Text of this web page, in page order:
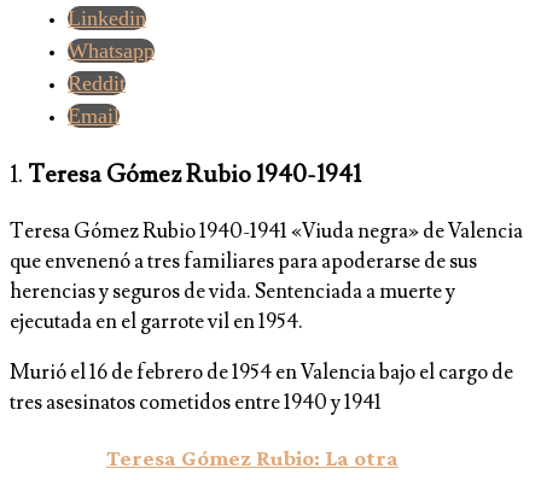
Linkedin
Whatsapp
Reddit
Email
1. Teresa Gómez Rubio 1940-1941
Teresa Gómez Rubio 1940-1941 «Viuda negra» de Valencia
que envenenó a tres familiares para apoderarse de sus
herencias y seguros de vida. Sentenciada a muerte y
ejecutada en el garrote vil en 1954.
Murió el 16 de febrero de 1954 en Valencia bajo el cargo de
tres asesinatos cometidos entre 1940 y 1941
Teresa Gómez Rubio: La otra